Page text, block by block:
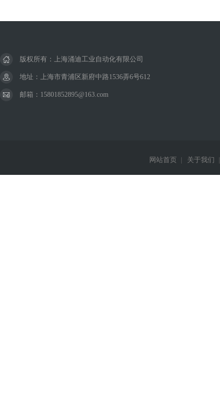
版权所有：上海涌迪工业自动化有限公司
地址：上海市青浦区新府中路1536弄6号612
邮箱：15801852895@163.com
网站首页 关于我们